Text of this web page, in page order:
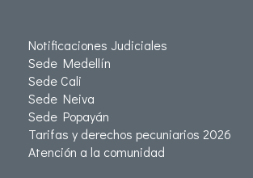
Notificaciones Judiciales
Sede Medellín
Sede Cali
Sede Neiva
Sede Popayán
Tarifas y derechos pecuniarios 2026
Atención a la comunidad